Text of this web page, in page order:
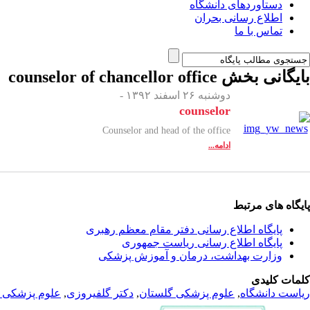
دستاوردهای دانشگاه
اطلاع رسانی بحران
تماس با ما
بایگانی بخش counselor of chancellor office
دوشنبه ۲۶ اسفند ۱۳۹۲ -
counselor
Counselor and head of the office
ادامه...
پایگاه های مرتبط
پایگاه اطلاع رسانی دفتر مقام معظم رهبری
پایگاه اطلاع رسانی ریاست جمهوری
وزارت بهداشت، درمان و آموزش پزشکی
کلمات کلیدی
ریاست دانشگاه, علوم پزشکی گلستان, دکتر گلفیروزی, علوم پزشکی